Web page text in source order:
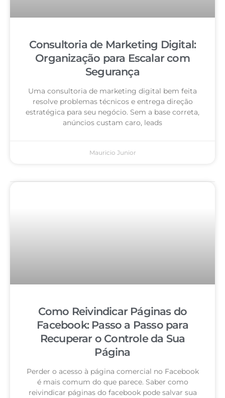
Consultoria de Marketing Digital:
Organização para Escalar com
Segurança
Uma consultoria de marketing digital bem feita
resolve problemas técnicos e entrega direção
estratégica para seu negócio. Sem a base correta,
anúncios custam caro, leads
Mauricio Junior
Como Reivindicar Páginas do
Facebook: Passo a Passo para
Recuperar o Controle da Sua
Página
Perder o acesso à página comercial no Facebook
é mais comum do que parece. Saber como
reivindicar páginas do facebook pode salvar sua